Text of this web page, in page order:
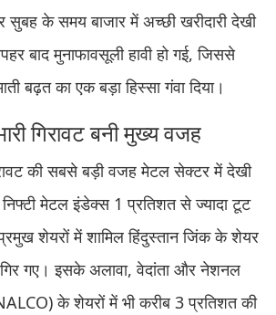
सुबह के समय बाजार में अच्छी खरीदारी देखी
बाद मुनाफावसूली हावी हो गई, जिससे
बढ़त का एक बड़ा हिस्सा गंवा दिया।
गिरावट बनी मुख्य वजह
की सबसे बड़ी वजह मेटल सेक्टर में देखी
मेटल इंडेक्स 1 प्रतिशत से ज्यादा टूट
शेयरों में शामिल हिंदुस्तान जिंक के शेयर
गए। इसके अलावा, वेदांता और नेशनल
के शेयरों में भी करीब 3 प्रतिशत की